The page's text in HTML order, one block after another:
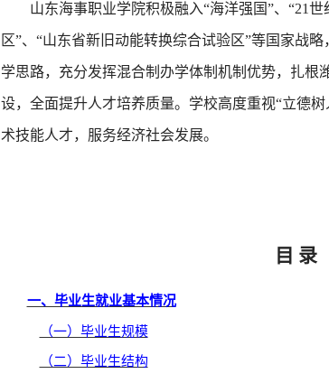
山东海事职业学院积极融入“海洋强国”、“21
区”、“山东省新旧动能转换综合试验区”等国家战
学思路，充分发挥混合制办学体制机制优势，扎根
设，全面提升人才培养质量。学校高度重视“立德
术技能人才，服务经济社会发展。
目 录
一、毕业生就业基本情况
（一）毕业生规模
（二）毕业生结构